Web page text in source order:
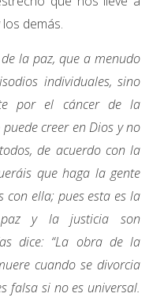
demás.
la paz, que a menudo
individuales, sino
por el cáncer de la
creer en Dios y no
de acuerdo con la
que haga la gente
con ella; pues esta es la
y la justicia son
dice: “La obra de la
cuando se divorcia
falsa si no es universal.